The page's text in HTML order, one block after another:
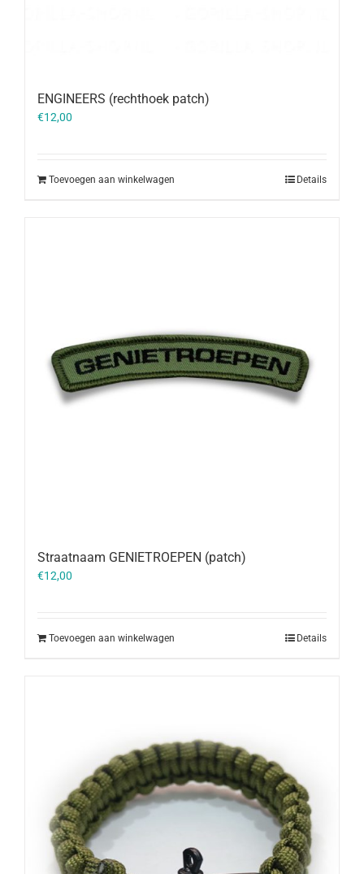
ENGINEERS (rechthoek patch)
€12,00
Toevoegen aan winkelwagen Details
Straatnaam GENIETROEPEN (patch)
€12,00
Toevoegen aan winkelwagen Details